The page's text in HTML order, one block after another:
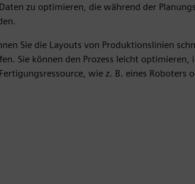
zu optimieren, die während der
Sie die Layouts von Produktionslinien
Sie können den Prozess leicht optimieren,
wie z. B. eines Roboters